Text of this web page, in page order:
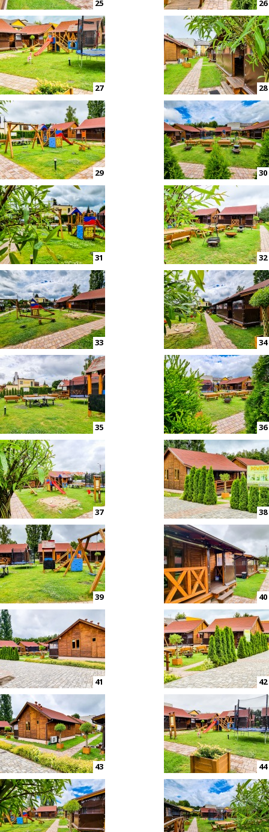
25 26
27 28
29 30
31 32
33 34
35 36
37 38
39 40
41 42
43 44